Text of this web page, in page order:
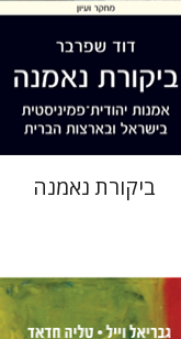
הנחת אתר ספר מודפס
$35
$32
ביקורת נאמנה
טליה חדאד גבריאל וייל